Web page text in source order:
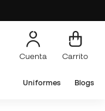
Cuenta Carrito
Uniformes Blogs